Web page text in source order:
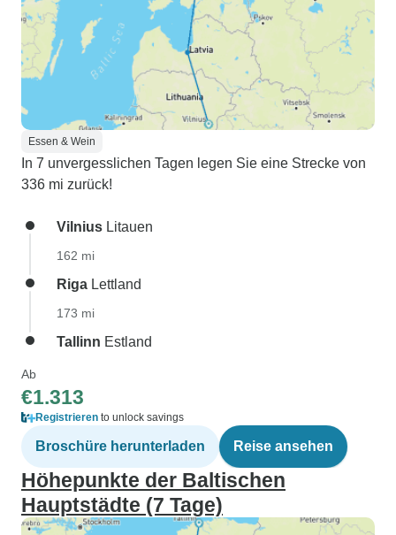
Essen & Wein
In 7 unvergesslichen Tagen legen Sie eine Strecke von
336 mi zurück!
Vilnius Litauen
162 mi
Riga Lettland
173 mi
Tallinn Estland
Ab
€1.313
Registrieren to unlock savings
Broschüre herunterladen Reise ansehen
Höhepunkte der Baltischen
Hauptstädte (7 Tage)